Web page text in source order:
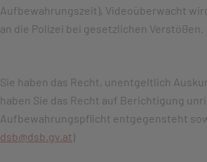
Aufbewahrungszeit), Videoüberwacht
an die Polizei bei gesetzlichen Verstößen.
Sie haben das Recht, unentgeltlich
haben Sie das Recht auf Berichtigung
Aufbewahrungspflicht entgegensteht
dsb@dsb.gv.at)